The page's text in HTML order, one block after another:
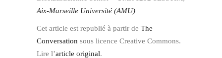
Aix-Marseille Université (AMU)
Cet article est republié à partir de The
Conversation sous licence Creative Commons.
Lire l’article original.